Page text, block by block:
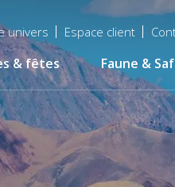
univers Espace client
& fêtes Faune &